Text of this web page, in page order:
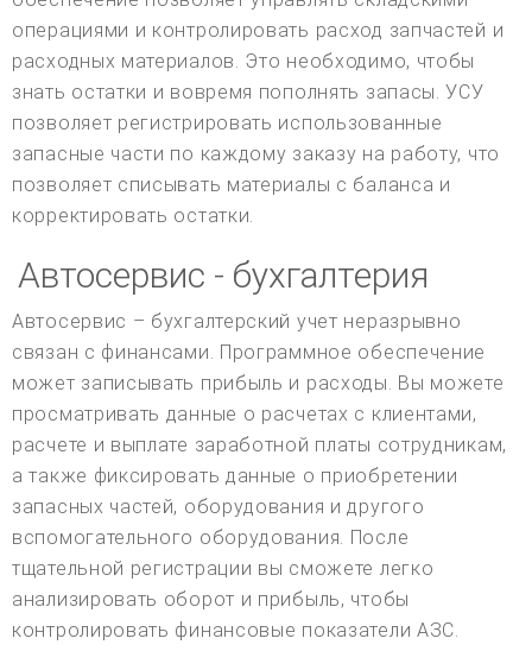
операциями и контролировать расход запчастей и
расходных материалов. Это необходимо, чтобы
знать остатки и вовремя пополнять запасы. УСУ
позволяет регистрировать использованные
запасные части по каждому заказу на работу, что
позволяет списывать материалы с баланса и
корректировать остатки.
Автосервис - бухгалтерия
Автосервис – бухгалтерский учет неразрывно
связан с финансами. Программное обеспечение
может записывать прибыль и расходы. Вы можете
просматривать данные о расчетах с клиентами,
расчете и выплате заработной платы сотрудникам,
а также фиксировать данные о приобретении
запасных частей, оборудования и другого
вспомогательного оборудования. После
тщательной регистрации вы сможете легко
анализировать оборот и прибыль, чтобы
контролировать финансовые показатели АЗС.